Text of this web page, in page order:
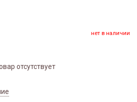
нет в наличии
отсутствует